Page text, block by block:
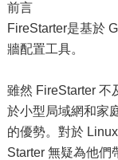
前言
FireStarter是基於
牆配置工具。
雖然 FireStarter 不
於小型局域網和家
的優勢。對於
Starter 無疑為他們